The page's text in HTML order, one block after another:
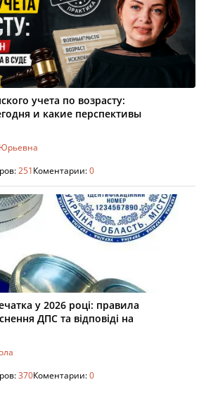
учета по возрасту:
и какие перспективы
251Коментарии:0
у 2026 році: правила
ДПС та відповіді на
370Коментарии:0